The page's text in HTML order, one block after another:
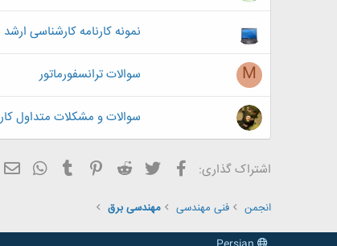
نمونه کارنامه کارشناسی
M سوالات ترانسفورماتور
سوالات و مشکلات متداول
اشتراک گذاری: فیسبوکتویتر Reddit
Pinterest
Tumblr
انجمن فنی مهندسی مهندسی برق